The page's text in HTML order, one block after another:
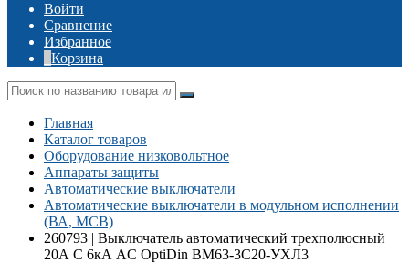
Войти
Сравнение
Избранное
Корзина
Главная
Каталог товаров
Оборудование низковольтное
Аппараты защиты
Автоматические выключатели
Автоматические выключатели в модульном исполнении
(ВА, MCB)
260793 | Выключатель автоматический трехполюсный
20А C 6кА AC OptiDin BM63-3C20-УХЛ3